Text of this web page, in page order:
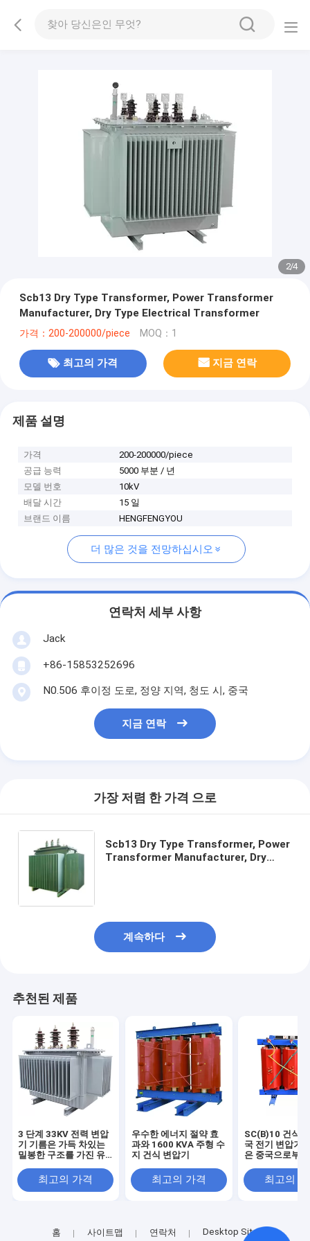
2/4
Scb13 Dry Type Transformer, Power Transformer
Manufacturer, Dry Type Electrical Transformer
가격：200-200000/piece MOQ：1
최고의 가격 지금 연락
제품 설명
가격
200-200000/piece
공급 능력
5000 부분 / 년
모델 번호
10kV
배달 시간
15 일
브랜드 이름
HENGFENGYOU
더 많은 것을 전망하십시오
연락처 세부 사항
Jack
+86-15853252696
N0.506 후이정 도로, 정양 지역, 청도 시, 중국
지금 연락
가장 저렴 한 가격 으로
Scb13 Dry Type Transformer, Power
Transformer Manufacturer, Dry
계속하다
추천된 제품
3 단계 33KV 전력 변압
기 기름은 가득 차있는
밀봉한 구조를 가진 유
최고의 가격
우수한 에너지 절약 효
과와 1600 KVA 주형 수
지 건식 변압기
최고의 가격
SC(B)10 건식
국 전기 변압기
은 중국으로부
화합니다최고의
홈 사이트맵 연락처 Desktop Site